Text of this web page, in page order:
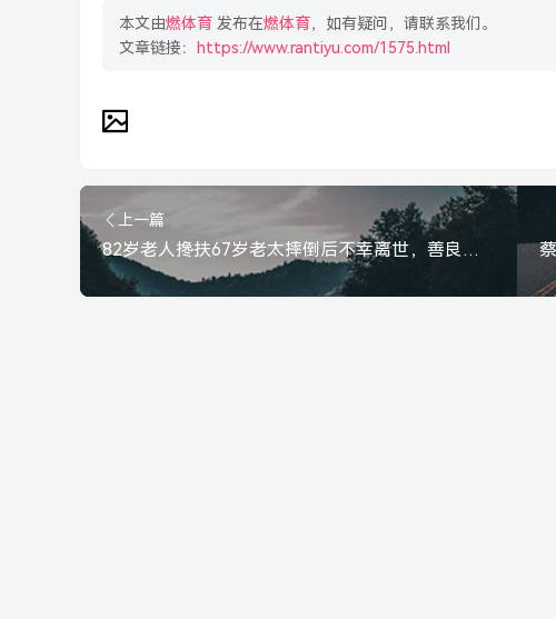
本文由燃体育 发布在燃体育，如有疑问，请联系我们。
文章链接：
https://www.rantiyu.com/1575.html
上一篇
82岁老人搀扶67岁老太摔倒后不幸离世，善良的背影令人泪目，82岁老人搀扶摔倒老太不幸离世，善良背影令人泪目